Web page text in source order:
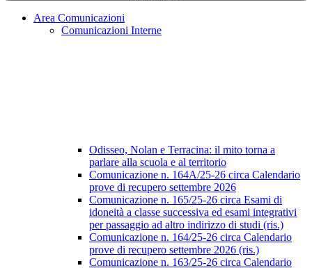
Area Comunicazioni
Comunicazioni Interne
Odisseo, Nolan e Terracina: il mito torna a
parlare alla scuola e al territorio
Comunicazione n. 164A/25-26 circa Calendario
prove di recupero settembre 2026
Comunicazione n. 165/25-26 circa Esami di
idoneità a classe successiva ed esami integrativi
per passaggio ad altro indirizzo di studi (ris.)
Comunicazione n. 164/25-26 circa Calendario
prove di recupero settembre 2026 (ris.)
Comunicazione n. 163/25-26 circa Calendario